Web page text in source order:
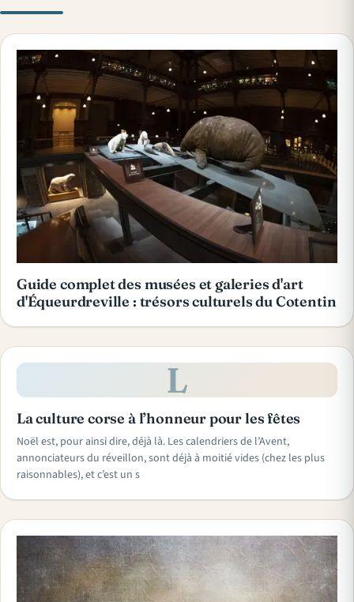
Guide complet des musées et galeries d'art
d'Équeurdreville : trésors culturels du Cotentin
L
La culture corse à l’honneur pour les fêtes
Noël est, pour ainsi dire, déjà là. Les calendriers de l’Avent,
annonciateurs du réveillon, sont déjà à moitié vides (chez les plus
raisonnables), et c’est un s